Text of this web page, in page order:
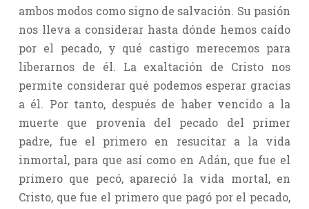
ambos modos como signo de salvación. Su pasión
nos lleva a considerar hasta dónde hemos caído
por el pecado, y qué castigo merecemos para
liberarnos de él. La exaltación de Cristo nos
permite considerar qué podemos esperar gracias
a él. Por tanto, después de haber vencido a la
muerte que provenía del pecado del primer
padre, fue el primero en resucitar a la vida
inmortal, para que así como en Adán, que fue el
primero que pecó, apareció la vida mortal, en
Cristo, que fue el primero que pagó por el pecado,